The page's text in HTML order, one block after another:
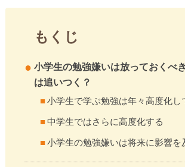
もくじ
小学生の勉強嫌いは放っておくべ
は追いつく？
小学生で学ぶ勉強は年々高度化し
中学生ではさらに高度化する
小学生の勉強嫌いは将来に影響を